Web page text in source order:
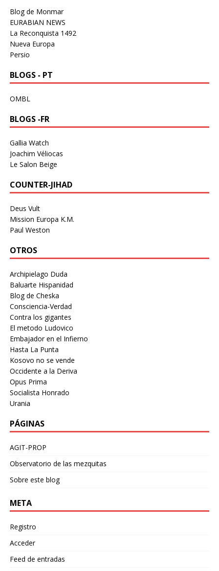
Blog de Monmar
EURABIAN NEWS
La Reconquista 1492
Nueva Europa
Persio
BLOGS - PT
OMBL
BLOGS -FR
Gallia Watch
Joachim Véliocas
Le Salon Beige
COUNTER-JIHAD
Deus Vult
Mission Europa K.M.
Paul Weston
OTROS
Archipielago Duda
Baluarte Hispanidad
Blog de Cheska
Consciencia-Verdad
Contra los gigantes
El metodo Ludovico
Embajador en el Infierno
Hasta La Punta
Kosovo no se vende
Occidente a la Deriva
Opus Prima
Socialista Honrado
Urania
PÁGINAS
AGIT-PROP
Observatorio de las mezquitas
Sobre este blog
META
Registro
Acceder
Feed de entradas